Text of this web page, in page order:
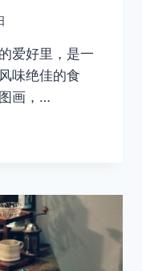
爱好里，是一
味绝佳的食
画，…